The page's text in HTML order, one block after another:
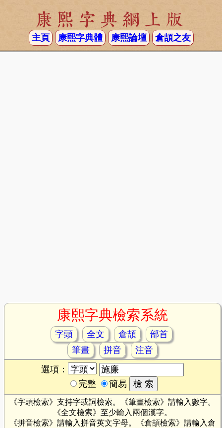
康熙字典網上版
主頁 康熙字典體 康熙論壇 倉頡之友
康熙字典檢索系統
字頭 全文 倉頡
部首
筆畫
拼音
注音
選項：
完整
簡易
《字頭檢索》支持字或詞檢索。《筆畫檢索》請輸入數字。
《全文檢索》至少輸入兩個漢字。
《拼音檢索》請輸入拼音英文字母。《倉頡檢索》請輸入倉